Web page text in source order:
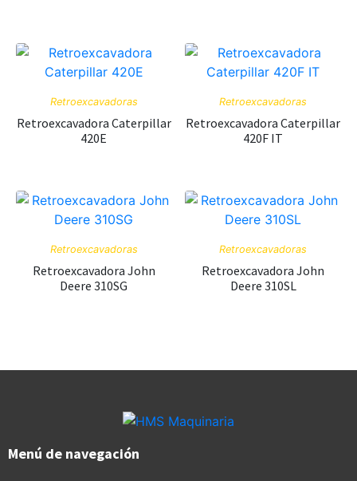
Retroexcavadoras
Retroexcavadora Caterpillar
420E
Retroexcavadoras
Retroexcavadora Caterpillar
420F IT
Retroexcavadoras
Retroexcavadora John
Deere 310SG
Retroexcavadoras
Retroexcavadora John
Deere 310SL
Menú de navegación